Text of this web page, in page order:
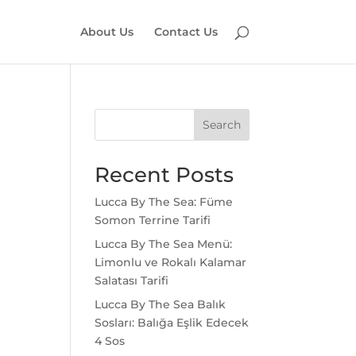
About Us Contact Us
Search
Recent Posts
Lucca By The Sea: Füme
Somon Terrine Tarifi
Lucca By The Sea Menü:
Limonlu ve Rokalı Kalamar
Salatası Tarifi
Lucca By The Sea Balık
Sosları: Balığa Eşlik Edecek
4 Sos